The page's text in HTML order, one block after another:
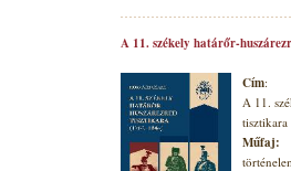
A 11. székely határőr-
Cím:
A 11.
tisztikara
Műfaj: